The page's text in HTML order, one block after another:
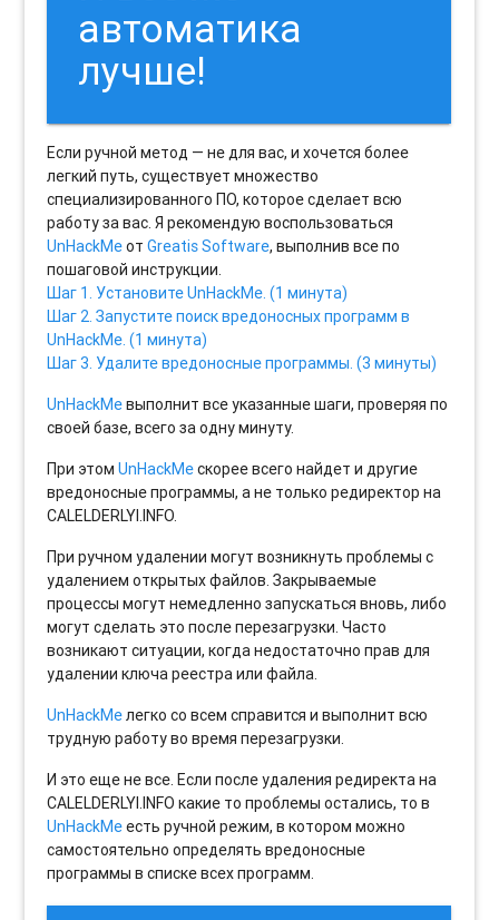
автоматика
лучше!
Если ручной метод — не для вас, и хочется более
легкий путь, существует множество
специализированного ПО, которое сделает всю
работу за вас. Я рекомендую воспользоваться
UnHackMeотGreatis Software, выполнив все по
пошаговой инструкции.
Шаг 1. Установите UnHackMe. (1 минута)
Шаг 2. Запустите поиск вредоносных программ в
UnHackMe. (1 минута)
Шаг 3. Удалите вредоносные программы. (3 минуты)
UnHackMeвыполнит все указанные шаги, проверяя по
своей базе, всего за одну минуту.
При этомUnHackMeскорее всего найдет и другие
вредоносные программы, а не только редиректор на
CALELDERLYI.INFO.
При ручном удалении могут возникнуть проблемы с
удалением открытых файлов. Закрываемые
процессы могут немедленно запускаться вновь, либо
могут сделать это после перезагрузки. Часто
возникают ситуации, когда недостаточно прав для
удалении ключа реестра или файла.
UnHackMeлегко со всем справится и выполнит всю
трудную работу во время перезагрузки.
И это еще не все. Если после удаления редиректа на
CALELDERLYI.INFO какие то проблемы остались, то в
UnHackMeесть ручной режим, в котором можно
самостоятельно определять вредоносные
программы в списке всех программ.